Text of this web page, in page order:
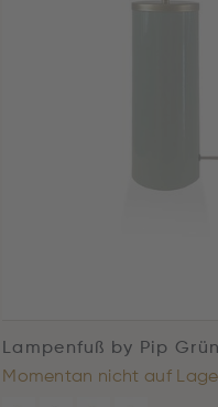
Lampenfuß by Pip
Momentan nicht auf